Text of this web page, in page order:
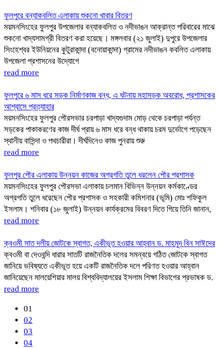
ফুলপুরে বন্যাকবলিত এলাকায় শুকনো খাবার বিতরণ
ময়মনসিংহের ফুলপুর উপজেলার বন্যাকবলিত ও নদীভাঙন আক্রান্ত পরিবারের মাঝে
শুকনো খাদ্যসামগ্রী বিতরণ করা হয়েছে। মঙ্গলবার (২১ জুলাই) দুপুরে উপজেলার
সিংহেশ্বর ইউনিয়নের কুটুরাকান্দা (বনোয়াকান্দা) গ্রামের নদীভাঙন কবলিত এলাকায়
উপজেলা প্রশাসনের উদ্যোগে
read more
ফুলপুরে ৬ মাস ধরে সড়ক নির্মাণকাজ বন্ধ, এ ঘটনায় মহাসড়ক অবরোধ, প্রশাসকের
আশ্বাসে প্রত্যাহার
ময়মনসিংহের ফুলপুর পৌরসভার চরপাড়া খাদ্যগুদাম মোড় থেকে চরপাড়া পর্যন্ত
সড়কের পাকাকরণের কাজ দীর্ঘ প্রায় ৬ মাস ধরে বন্ধ থাকায় চরম দুর্ভোগে পড়েছেন
স্থানীয় বাসিন্দা ও পথচারীরা। দীর্ঘদিনেও কাজ পুনরায় শুরু
read more
ফুলপুর পৌর এলাকায় উন্নয়ন কাজের অগ্রগতি তুলে ধরলেন পৌর প্রশাসক
ময়মনসিংহের ফুলপুর পৌরসভা এলাকায় চলমান বিভিন্ন উন্নয়ন কর্মকাণ্ডের
অগ্রগতি তুলে ধরেছেন পৌর প্রশাসক ও সহকারী কমিশনার (ভূমি) মোঃ শফিকুল
ইসলাম। শনিবার (১৮ জুলাই) উন্নয়ন কার্যক্রমের বিবরণ দিতে গিয়ে তিনি জানান,
read more
ক্বওমী সাত দলীয় জোটকে স্বাগত, একীভূত হওয়ার আহ্বান ড. মাহমুদ বিন সাঈদের
ক্বওমী বা দেওবন্দি ধারার সাতটি রাজনৈতিক দলের সমন্বয়ে গঠিত জোটকে স্বাগত
জানিয়ে ভবিষ্যতে একীভূত হয়ে একটি রাজনৈতিক দলে পরিণত হওয়ার আহ্বান
জানিয়েছেন মালয়েশিয়ার মালয় বিশ্ববিদ্যালয়ের ইসলাম শিক্ষা বিভাগের প্রভাষক ড.
read more
01
02
03
04